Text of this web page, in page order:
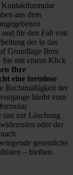
Kontaktformular
aus dem
für den Fall von
der in das
Grundlage Ihrer
mit einem Klick
Ihre
eine formlose
Rechtmäßigkeit der
bleibt vom
uns zur Löschung
oder der
gesetzliche
– bleiben